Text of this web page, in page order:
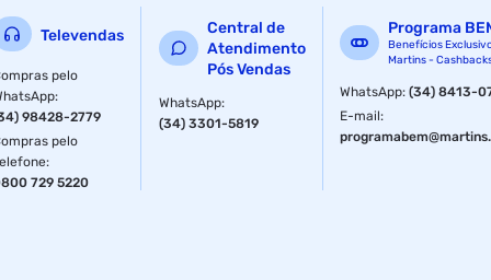
cores dos copos térmicos da linha Termic. Uma cor para
cada momento, uma cor para cada bebida!
Televendas
pelo
:
98428-2779
pelo
:
729 5220
Central de
Atendimento
Pós Vendas
WhatsApp:
(34) 3301-5819
Programa
Benefícios
Martins -
WhatsApp:(34) 8413-
E-mail: